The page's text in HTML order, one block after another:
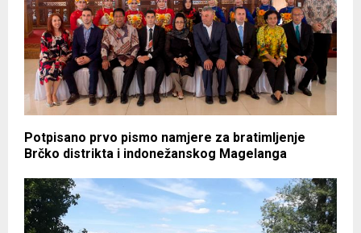
Potpisano prvo pismo namjere za bratimljenje
Brčko distrikta i indonežanskog Magelanga